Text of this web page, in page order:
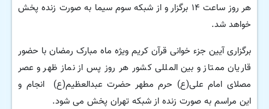
هر روز ساعت ۱۴ برگزار و از شبکه سوم سیما به صورت زنده پخش
خواهد شد.
برگزاری آیین جزء خوانی قرآن کریم ویژه ماه مبارک رمضان با حضور
قاریان ممتاز و بین المللی کشور هر روز پس از نماز ظهر و عصر
مصلای امام علی(ع) حرم مطهر حضرت عبدالعظیم(ع) انجام و
این مراسم به صورت زنده از شبکه تهران پخش می شود.